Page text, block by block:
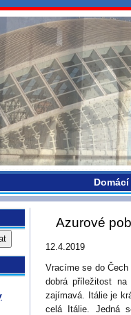
Domácí
Azurové
12.4.2019
Vracíme se do
dobrá příležitost
zajímavá. Itálie je
celá Itálie. Jedná